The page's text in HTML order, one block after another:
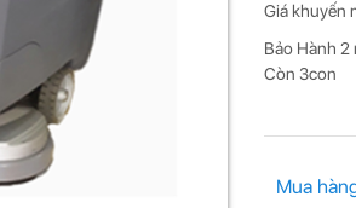
Giá khuyến
Bảo Hành 2
Còn 3con
Mua